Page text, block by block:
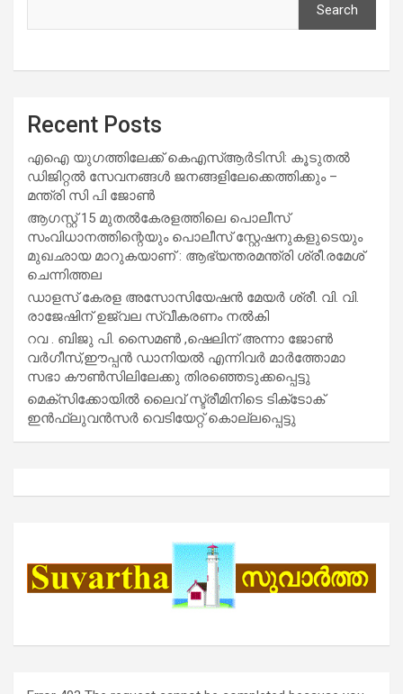
Search
Recent Posts
എഐ യുഗത്തിലേക്ക് കെഎസ്ആർടിസി: കൂടുതൽ
ഡിജിറ്റൽ സേവനങ്ങൾ ജനങ്ങളിലേക്കെത്തിക്കും –
മന്ത്രി സി പി ജോൺ
ആഗസ്റ്റ് 15 മുതല്‍കേരളത്തിലെ പൊലീസ്
സംവിധാനത്തിന്റെയും പൊലീസ് സ്റ്റേഷനുകളുടെയും
മുഖഛായ മാറുകയാണ് : ആഭ്യന്തരമന്ത്രി ശ്രീ.രമേശ്
ചെന്നിത്തല
ഡാളസ് കേരള അസോസിയേഷൻ മേയർ ശ്രീ. വി. വി.
രാജേഷിന് ഉജ്വല സ്വീകരണം നൽകി
റവ . ബിജു പി. സൈമൺ ,ഷെലിന് അന്നാ ജോൺ
വർഗീസ്,ഈപ്പൻ ഡാനിയൽ എന്നിവർ മാർത്തോമാ
സഭാ കൗൺസിലിലേക്കു തിരഞ്ഞെടുക്കപ്പെട്ടു
മെക്സിക്കോയിൽ ലൈവ് സ്ട്രീമിനിടെ ടിക്‌ടോക്
ഇൻഫ്ലുവൻസർ വെടിയേറ്റ് കൊല്ലപ്പെട്ടു